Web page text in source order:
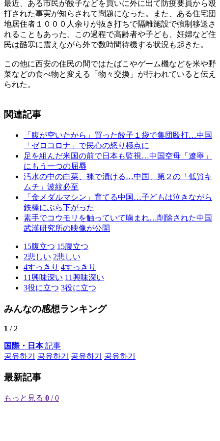
最近、ある市民が餃子などを買いに外に出て防疫要員から殴
打された事実が知らされて問題になった。また、ある住宅団
地居住者１０００人余りが抜き打ちで隔離施設で強制移送さ
れることもあった。この過程で高齢者や子ども、妊婦など住
民は酷寒に震えながら外で数時間待機する状況も起きた。
この他に西安の住民の間ではたばこやゲーム機などを米や野
菜などの食べ物と変える「物々交換」が行われていると伝え
られた。
関連記事
「腹が空いたから」買った餃子１袋で集団殴打…中国
「ゼロコロナ」で民心の怒り極点に
足を組んだ米国の前で日本も監視…中国空母「遼寧」
にもう一つの屈辱
汚水の中の白菜、裸で漬ける…中国、第２の「低質キ
ムチ」波紋必至
「金メダルマシン」育てる中国…子どもは泣きながら
鉄棒にぶら下がった
素手でコウモリを触っていて噛まれ…削除された中国
武漢研究所の映像が公開
15腹立つ 15腹立つ
2悲しい 2悲しい
4すっきり 4すっきり
11興味深い 11興味深い
3役に立つ 3役に立つ
みんなの感想ランキング
1 / 2
国際・日本記事
공유하기
공유하기 공유하기 공유하기
最新記事
もっと見る 0 / 0